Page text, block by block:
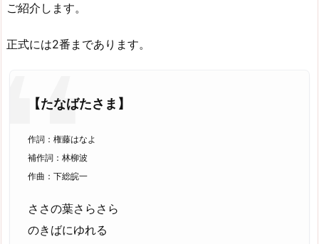
ご紹介します。
正式には2番まであります。
【たなばたさま】
作詞：権藤はなよ
補作詞：林柳波
作曲：下総皖一
ささの葉さらさら
のきばにゆれる